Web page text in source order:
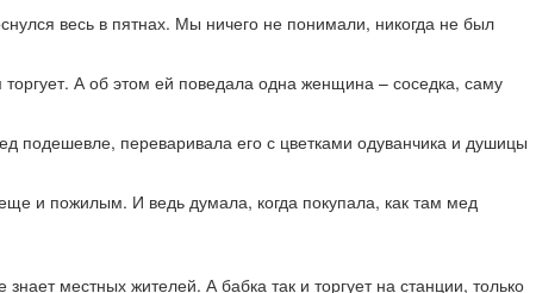
весь в пятнах. Мы ничего не понимали, никогда не был
А об этом ей поведала одна женщина – соседка, саму
подешевле, переваривала его с цветками одуванчика и душицы
и пожилым. И ведь думала, когда покупала, как там мед
местных жителей. А бабка так и торгует на станции, только